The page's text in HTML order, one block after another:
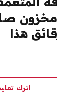
مخزون
هذا
اترك